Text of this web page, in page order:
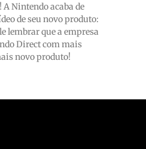
A Nintendo acaba de
de seu novo produto:
lembrar que a empresa
Direct com mais
novo produto!